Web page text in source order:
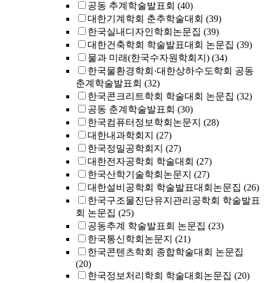
공동 추계학술발표회 (40)
대한기계학회 춘추학술대회 (39)
한국실내디자인학회논문집 (39)
대한건축학회 학술발표대회 논문집 (39)
물과 미래(한국수자원학회지) (34)
한국물환경학회·대한상하수도학회 공동
춘계학술발표회 (32)
한국콘크리트학회 학술대회 논문집 (32)
공동 춘계학술발표회 (30)
한국컴퓨터정보학회논문지 (28)
대한내과학회지 (27)
한국정밀공학회지 (27)
대한전자공학회 학술대회 (27)
한국산학기술학회논문지 (27)
대한설비공학회 학술발표대회논문집 (26)
한국구조물진단유지관리공학회 학술발표
회 논문집 (25)
공동추계 학술발표회 논문집 (23)
한국통신학회논문지 (21)
한국콘텐츠학회 종합학술대회 논문집
(20)
한국정보처리학회 학술대회논문집 (20)